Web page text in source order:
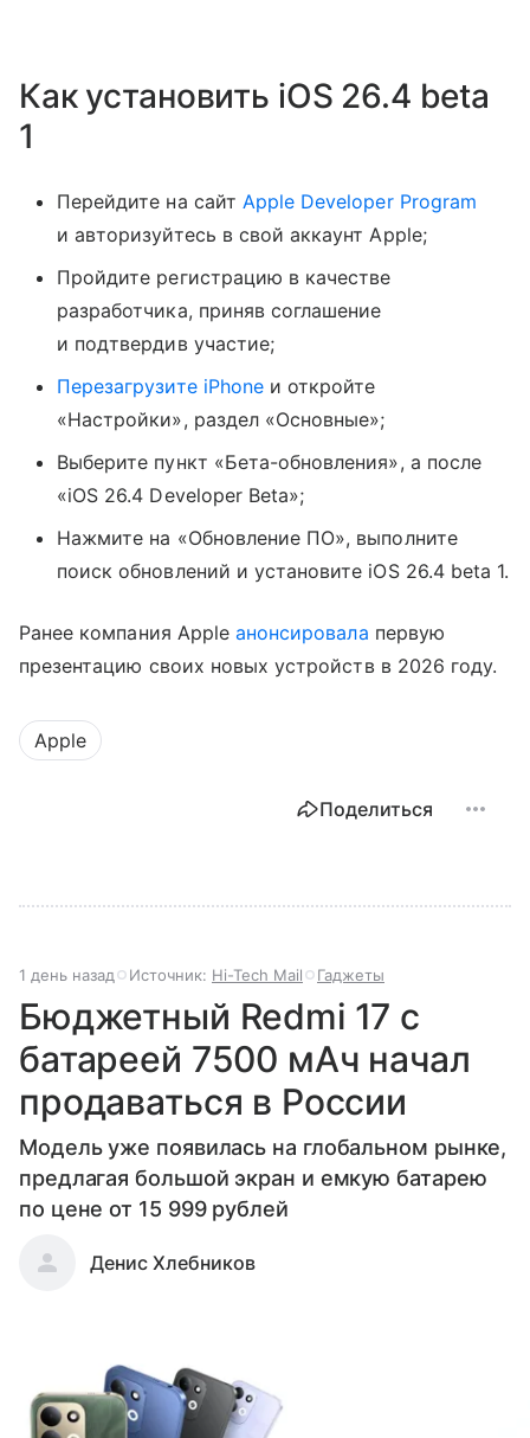
Как установить iOS 26.4 beta
1
Перейдите на сайт Apple Developer Program
и авторизуйтесь в свой аккаунт Apple;
Пройдите регистрацию в качестве
разработчика, приняв соглашение
и подтвердив участие;
Перезагрузите iPhoneи откройте
«Настройки», раздел «Основные»;
Выберите пункт «Бета-обновления», а после
«iOS 26.4 Developer Beta»;
Нажмите на «Обновление ПО», выполните
поиск обновлений и установите iOS 26.4 beta 1.
Ранее компания Appleанонсировала первую
презентацию своих новых устройств в 2026 году.
Apple
Поделиться
1 день назад Источник: Hi-Tech Mail Гаджеты
Бюджетный Redmi 17 с
батареей 7500 мАч начал
продаваться в России
Модель уже появилась на глобальном рынке,
предлагая большой экран и емкую батарею
по цене от 15 999 рублей
Денис Хлебников